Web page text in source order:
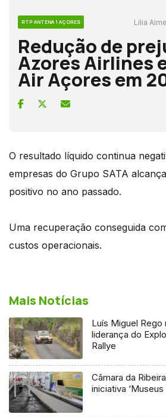
RTP ANTENA 1 AÇORES Lília
Redução de
Azores Airlines
Air Açores em
O resultado líquido continua
empresas do Grupo SATA
positivo no ano passado.
Uma recuperação conseguida
custos operacionais.
Mais Notícias
Luís Miguel Rego
liderança do
Rallye
Câmara da
iniciativa ‘Museus